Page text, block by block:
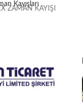
Kayışları
ZAMAN KAYIŞI